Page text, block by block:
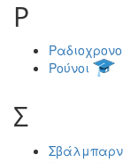
Ρ
Ρούνοι
Σ